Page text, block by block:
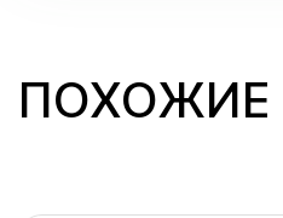
ПОХОЖИЕ